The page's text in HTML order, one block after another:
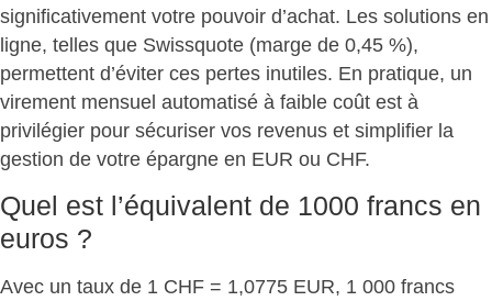
significativement votre pouvoir d’achat. Les solutions en
ligne, telles que Swissquote (marge de 0,45 %),
permettent d’éviter ces pertes inutiles. En pratique, un
virement mensuel automatisé à faible coût est à
privilégier pour sécuriser vos revenus et simplifier la
gestion de votre épargne en EUR ou CHF.
Quel est l’équivalent de 1000 francs en
euros ?
Avec un taux de 1 CHF = 1,0775 EUR, 1 000 francs